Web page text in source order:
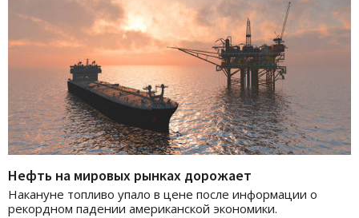
Нефть на мировых рынках дорожает
Накануне топливо упало в цене после информации о
рекордном падении американской экономики.